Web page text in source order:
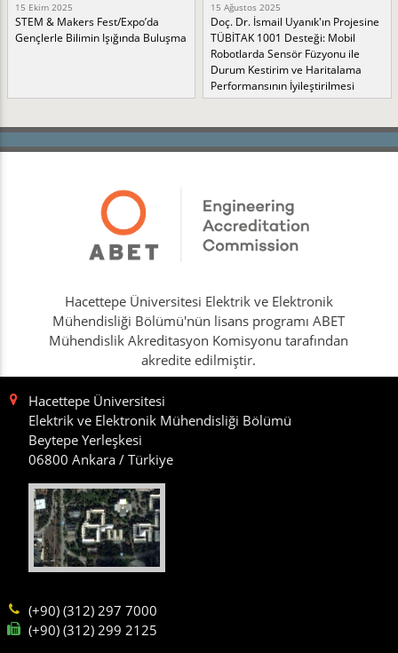
15 Ekim 2025
STEM & Makers Fest/Expo’da
Gençlerle Bilimin Işığında Buluşma
15 Ağustos 2025
Doç. Dr. İsmail Uyanık'ın Projesine
TÜBİTAK 1001 Desteği: Mobil
Robotlarda Sensör Füzyonu ile
Durum Kestirim ve Haritalama
Performansının İyileştirilmesi
Hacettepe Üniversitesi Elektrik ve Elektronik
Mühendisliği Bölümü'nün lisans programı ABET
Mühendislik Akreditasyon Komisyonu tarafından
akredite edilmiştir.
Hacettepe Üniversitesi
Elektrik ve Elektronik Mühendisliği Bölümü
Beytepe Yerleşkesi
06800 Ankara / Türkiye
(+90) (312) 297 7000
(+90) (312) 299 2125